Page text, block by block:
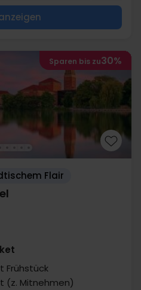
Sparen bis zu30%
Flair
Frühstück
(z. Mitnehmen)